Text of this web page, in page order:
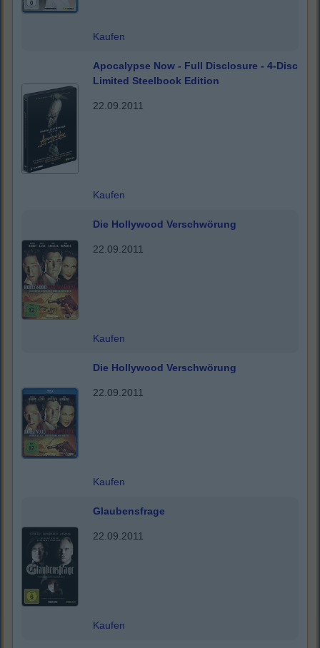
Kaufen
Apocalypse Now - Full Disclosure - 4-Disc
Limited Steelbook Edition
22.09.2011
Kaufen
Die Hollywood Verschwörung
22.09.2011
Kaufen
Die Hollywood Verschwörung
22.09.2011
Kaufen
Glaubensfrage
22.09.2011
Kaufen